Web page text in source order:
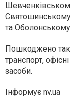
та
Пошкоджено
транспорт,
засоби.
Інформує nv.ua